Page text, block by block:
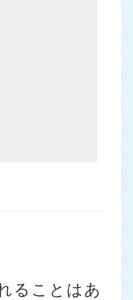
ることはあ